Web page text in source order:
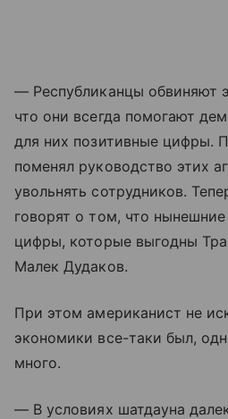
— Республиканцы обвиняют
что они всегда помогают
для них позитивные цифры.
поменял руководство этих
увольнять сотрудников.
говорят о том, что
цифры, которые выгодны
Малек Дудаков.
При этом американист не
экономики все-таки был,
много.
— В условиях шатдауна